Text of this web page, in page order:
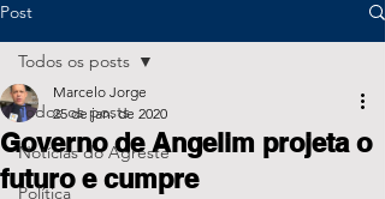
Post
Todos os posts
Notícias do Agreste
Política
Todos os posts
Governo de Angelim projeta o
futuro e cumpre
Marcelo Jorge
25 de jan. de 2020